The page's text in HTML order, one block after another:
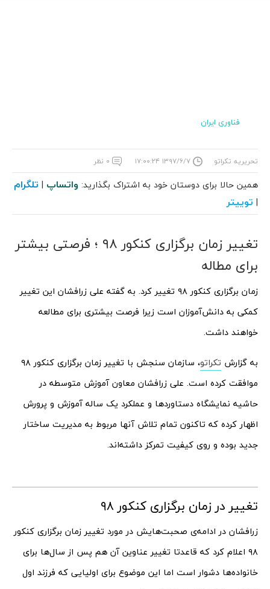
فناوری ایران
تحریریه تکراتو ۱۳۹۷/۶/۷ ۱۷:۰۰:۲۴ ۰ نظر
همین حالا برای دوستان خود به اشتراک بگذارید: واتساپ | تلگرام
| توییتر
تغییر زمان برگزاری کنکور ۹۸ ؛ فرصتی بیشتر
برای مطاله
زمان برگزاری کنکور ۹۸ تغییر کرد. به گفته علی زرافشان این تغییر
کمکی به دانش‌آموزان است زیرا فرصت بیشتری برای مطالعه
خواهند داشت.
به گزارش تکراتو
، سازمان سنجش با تغییر زمان برگزاری کنکور ۹۸
موافقت کرده است. علی زرافشان معاون آموزش متوسطه در
حاشیه نمایشگاه دستاوردها و عملکرد یک ساله آموزش و پرورش
اظهار کرده که تاکنون تمام تلاش آنها مربوط به مدیریت ساختار
جدید بوده و روی کیفیت تمرکز داشته‌اند.
تغییر در زمان برگزاری کنکور ۹۸
زرافشان در ادامه‌ی صحبت‌هایش در مورد تغییر زمان برگزاری کنکور
۹۸ اعلام کرد که قاعدتا تغییر عناوین آن هم پس از سال‌ها برای
خانواده‌ها دشوار است اما این موضوع برای اولیایی که فرزند اول